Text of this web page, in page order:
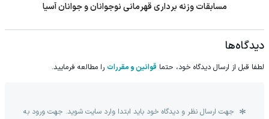
مسابقات وزنه برداری قهرمانی نوجوانان و جوانان آسیا
دیدگاه‌ها
لطفا قبل از ارسال دیدگاه خود، حتما قوانین و مقررات را مطالعه فرمایید.
جهت ارسال نظر و دیدگاه خود باید ابتدا وارد سایت شوید. جهت ورود به